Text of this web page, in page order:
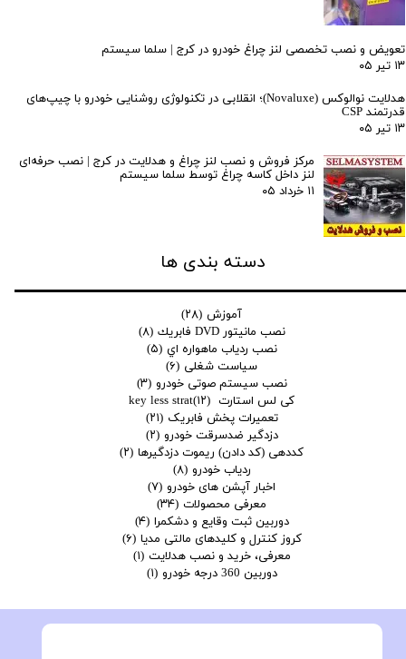
تعویض و نصب تخصصی لنز چراغ خودرو در کرج | سلما سیستم
۱۳ تیر ۰۵
هدلایت نوالوکس (Novaluxe)؛ انقلابی در تکنولوژی روشنایی خودرو با چیپ‌های
قدرتمند CSP
۱۳ تیر ۰۵
مرکز فروش و نصب لنز چراغ و هدلایت در کرج | نصب حرفه‌ای
لنز داخل کاسه چراغ توسط سلما سیستم
۱۱ خرداد ۰۵
دسته بندی ها
آموزش (۲۸)
نصب مانيتور DVD فابريك
(۸)
نصب ردياب ماهواره اي (۵)
سیاست شغلی (۶)
نصب سیستم صوتی خودرو (۳)
کی لس استارت key less strat (۱۲)
تعمیرات پخش فابریک (۲۱)
دزدگیر ضدسرقت خودرو (۲)
کددهی (کد دادن) ریموت دزدگیرها (۲)
ردیاب خودرو (۸)
اخبار آپشن های خودرو (۷)
معرفی محصولات (۳۴)
دوربین ثبت وقایع و دشکمرا (۴)
کروز کنترل و کلیدهای مالتی مدیا (۶)
معرفی، خرید و نصب هدلایت (۱)
دوربین 360 درجه خودرو
(۱)